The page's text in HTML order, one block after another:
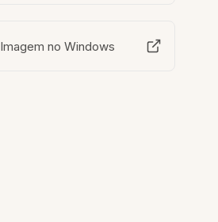
no Windows